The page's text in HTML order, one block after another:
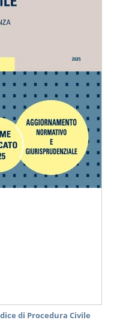
di Procedura Civile